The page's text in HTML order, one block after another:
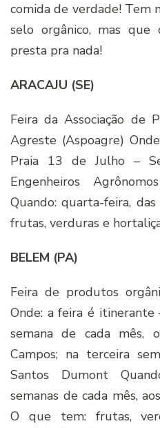
comida de verdade! Tem
selo orgânico, mas que
presta pra nada!
ARACAJU (SE)
Feira da Associação de
Agreste (Aspoagre)
Praia 13 de Julho –
Engenheiros
Quando: quarta-feira,
frutas, verduras e
BELEM (PA)
Feira de produtos
Onde: a feira é
semana de cada mês,
Campos; na terceira
Santos Dumont
semanas de cada mês,
O que tem: frutas,